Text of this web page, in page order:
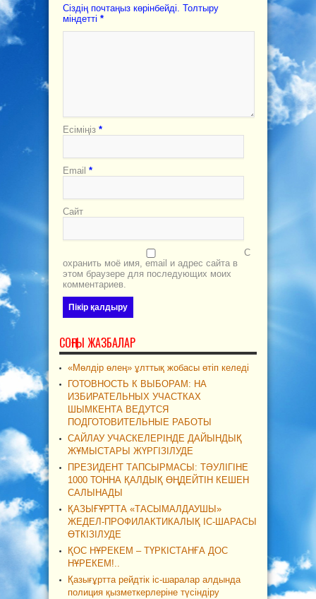
Сіздің почтаңыз көрінбейді. Толтыру
міндетті *
Есіміңіз *
Email *
Сайт
С
охранить моё имя, email и адрес сайта в
этом браузере для последующих моих
комментариев.
СОҢҒЫ ЖАЗБАЛАР
«Мөлдір өлең» ұлттық жобасы өтіп келеді
ГОТОВНОСТЬ К ВЫБОРАМ: НА
ИЗБИРАТЕЛЬНЫХ УЧАСТКАХ
ШЫМКЕНТА ВЕДУТСЯ
ПОДГОТОВИТЕЛЬНЫЕ РАБОТЫ
САЙЛАУ УЧАСКЕЛЕРІНДЕ ДАЙЫНДЫҚ
ЖҰМЫСТАРЫ ЖҮРГІЗІЛУДЕ
ПРЕЗИДЕНТ ТАПСЫРМАСЫ: ТӘУЛІГІНЕ
1000 ТОННА ҚАЛДЫҚ ӨҢДЕЙТІН КЕШЕН
САЛЫНАДЫ
ҚАЗЫҒҰРТТА «ТАСЫМАЛДАУШЫ»
ЖЕДЕЛ-ПРОФИЛАКТИКАЛЫҚ ІС-ШАРАСЫ
ӨТКІЗІЛУДЕ
ҚОС НҰРЕКЕМ – ТҮРКІСТАНҒА ДОС
НҰРЕКЕМ!..
Қазығұртта рейдтік іс-шаралар алдында
полиция қызметкерлеріне түсіндіру